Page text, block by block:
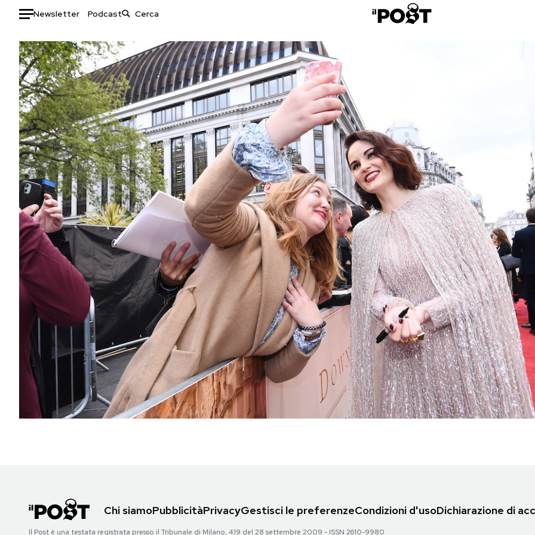
Newsletter Podcast
Auto
HOME
Italia
Mondo
Politica
Tecnologia
Internet
Scienza
Cultura
Economia
Sport
Moda
Libri
Consumismi
Storie/Idee
Ok Boomer!
Media
Europa
Altrecose
Mondiali calcio 2026
PODCAST
NEWSLETTER
I MIEI PREFERITI
SHOP
Area Personale
Newsletter
Chi siamoPubblicitàPrivacyGestisci le preferenzeCondizioni d'usoDichiarazione di
Il Post è una testata registrata presso il Tribunale di Milano, 419 del 28 settembre 2009 - ISSN 2610-9980